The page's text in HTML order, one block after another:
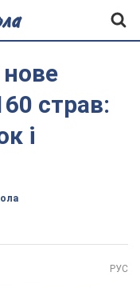
нове
страв:
і
РУС